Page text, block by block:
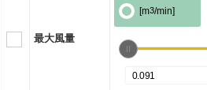
最大風量
[m3/min]